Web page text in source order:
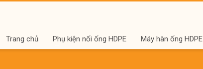
Trang chủ Phụ kiện nối ống HDPE Máy hàn ống HDPE